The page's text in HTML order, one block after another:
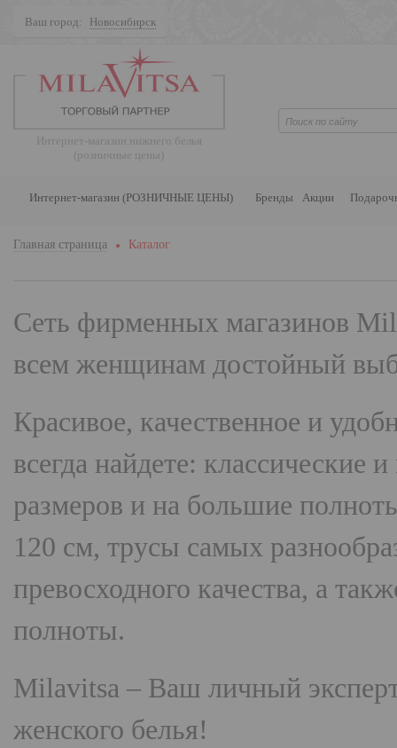
Ваш город: Новосибирск
Интернет-магазин нижнего белья
(розничные цены)
Интернет-магазин (РОЗНИЧНЫЕ ЦЕНЫ) Бренды Акции
Главная страница Каталог
Сеть фирменных магазинов
всем женщинам достойный
Красивое, качественное и
всегда найдете:
размеров и на большие
120 см, трусы самых
превосходного качества, а
полноты.
Milavitsa – Ваш личный
женского белья!